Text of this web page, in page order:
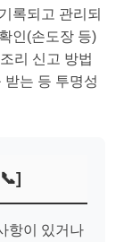
록되고 관리되
인(손도장 등)
리 신고 방법
는 등 투명성
항이 있거나